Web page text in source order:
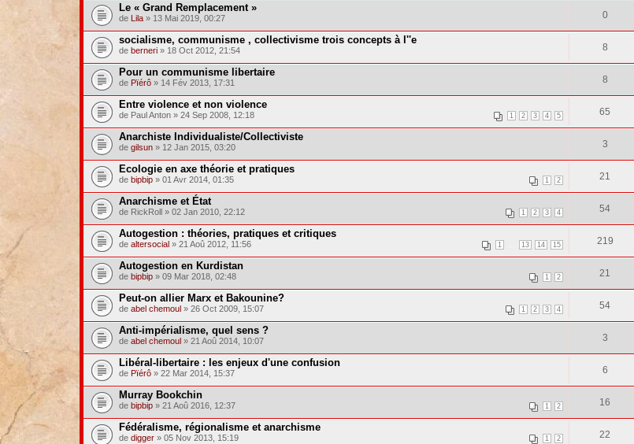
Le « Grand Remplacement »
de Lila» 13 Mai 2019, 00:27 0
socialisme, communisme , collectivisme trois concepts à l''e
de berneri» 18 Oct 2012, 21:54 8
Pour un communisme libertaire
de Pïérô» 14 Fév 2013, 17:31 8
Entre violence et non violence
1 2 3 4 5
de Paul Anton » 24 Sep 2008, 12:18 65
Anarchiste Individualiste/Collectiviste
de gilsun» 12 Jan 2015, 03:20 3
Ecologie en axe théorie et pratiques
1 2
de bipbip» 01 Avr 2014, 01:35 21
Anarchisme et État
1 2 3 4
de RickRoll » 02 Jan 2010, 22:12 54
Autogestion : théories, pratiques et critiques
1 13 14 15
de altersocial» 21 Aoû 2012, 11:56 219
Autogestion en Kurdistan
1 2
de bipbip» 09 Mar 2018, 02:48 21
Peut-on allier Marx et Bakounine?
1 2 3 4
de abel chemoul» 26 Oct 2009, 15:07 54
Anti-impérialisme, quel sens ?
de abel chemoul» 21 Aoû 2014, 10:07 3
Libéral-libertaire : les enjeux d'une confusion
de Pïérô» 22 Mar 2014, 15:37 6
Murray Bookchin
1 2
de bipbip» 21 Aoû 2016, 12:37 16
Fédéralisme, régionalisme et anarchisme
1 2
de digger» 05 Nov 2013, 15:19 22